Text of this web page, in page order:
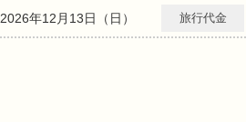
2026年12月13日（日） 旅行代金